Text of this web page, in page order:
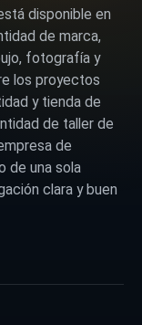
disponible en
de marca,
fotografía y
los proyectos
y tienda de
de taller de
de
de una sola
clara y buen